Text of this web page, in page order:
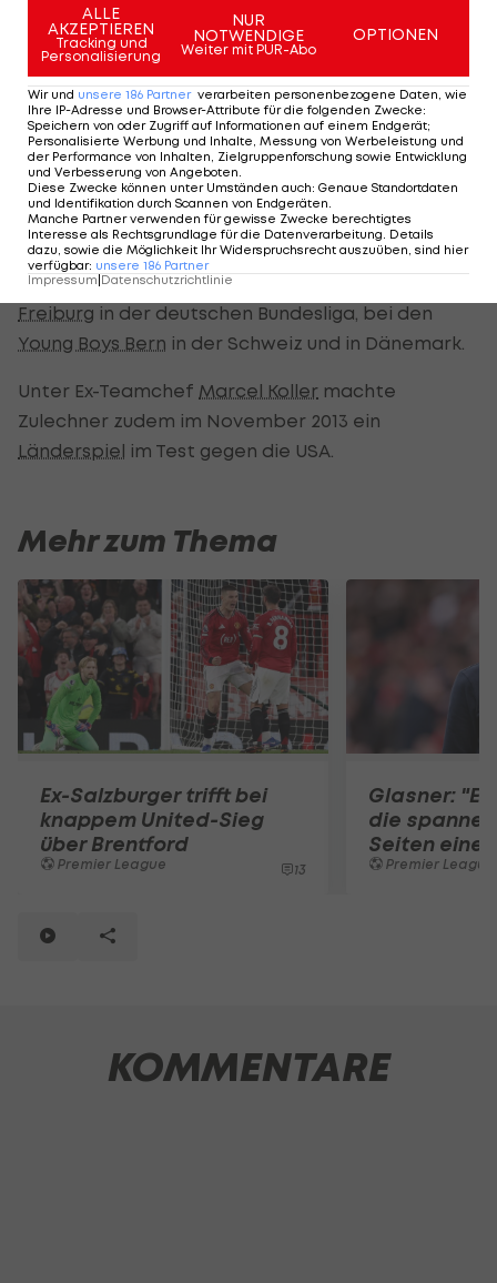
"Krems ist genau der richtige Schritt für mich.
Danke für das Vertrauen. Jetzt wünsche ich aber
Jochen Fallmann und der Mannschaft viel Glück in
den letzten Ostliga-Runden", so Zulechner.
Ein Länderspiel
Als Spieler kickte der mittlerweile 36-Jährige in
Österreich für Austria Wien und Sturm Graz. Als
Legionär sammelte er Erfahrungen beim
Freiburg in der deutschen Bundesliga, bei den
Young Boys Bern in der Schweiz und in Dänemark.
Unter Ex-Teamchef Marcel Koller machte
Zulechner zudem im November 2013 ein
Länderspiel im Test gegen die USA.
Mehr zum Thema
Ex-Salzburger trifft bei
knappem United-Sieg
über Brentford
Premier League 13
Glasner:
die
Seiten
Premier League
KOMMENTARE
ALLE
AKZEPTIEREN
Tracking und
Personalisierung
NUR
NOTWENDIGE
Weiter mit PUR-Abo
OPTIONEN
Wir und unsere 186 Partner verarbeiten personenbezogene Daten, wie
Ihre IP-Adresse und Browser-Attribute für die folgenden Zwecke:
Speichern von oder Zugriff auf Informationen auf einem Endgerät;
Personalisierte Werbung und Inhalte, Messung von Werbeleistung und
der Performance von Inhalten, Zielgruppenforschung sowie Entwicklung
und Verbesserung von Angeboten.
Diese Zwecke können unter Umständen auch: Genaue Standortdaten
und Identifikation durch Scannen von Endgeräten.
Manche Partner verwenden für gewisse Zwecke berechtigtes
Interesse als Rechtsgrundlage für die Datenverarbeitung. Details
dazu, sowie die Möglichkeit Ihr Widerspruchsrecht auszuüben, sind hier
verfügbar: unsere 186 Partner
Impressum Datenschutzrichtlinie